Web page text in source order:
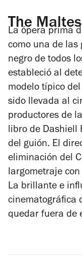
The
La ópera prima
como una de las
negro de todos
estableció al
modelo típico
sido llevada al
productores de
libro de Dashiell
del guión. El
eliminación del
largometraje
La brillante e
cinematográfica
quedar fuera de